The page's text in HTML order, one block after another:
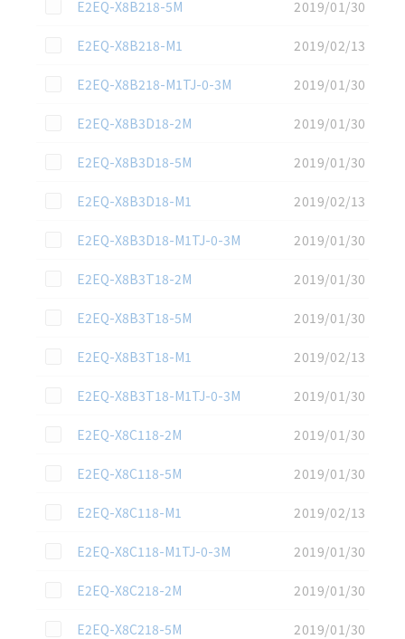
E2EQ-X8B218-5M
2019/01/30
この資料を選択
E2EQ-X8B218-M1
2019/02/13
この資料を選択
E2EQ-X8B218-M1TJ-0-3M
2019/01/30
この資料を選択
E2EQ-X8B3D18-2M
2019/01/30
この資料を選択
E2EQ-X8B3D18-5M
2019/01/30
この資料を選択
E2EQ-X8B3D18-M1
2019/02/13
この資料を選択
E2EQ-X8B3D18-M1TJ-0-3M
2019/01/30
この資料を選択
E2EQ-X8B3T18-2M
2019/01/30
この資料を選択
E2EQ-X8B3T18-5M
2019/01/30
この資料を選択
E2EQ-X8B3T18-M1
2019/02/13
この資料を選択
E2EQ-X8B3T18-M1TJ-0-3M
2019/01/30
この資料を選択
E2EQ-X8C118-2M
2019/01/30
この資料を選択
E2EQ-X8C118-5M
2019/01/30
この資料を選択
E2EQ-X8C118-M1
2019/02/13
この資料を選択
E2EQ-X8C118-M1TJ-0-3M
2019/01/30
この資料を選択
E2EQ-X8C218-2M
2019/01/30
この資料を選択
E2EQ-X8C218-5M
2019/01/30